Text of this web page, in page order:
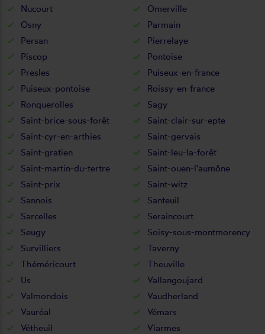
Nucourt
Omerville
Osny
Parmain
Persan
Pierrelaye
Piscop
Pontoise
Presles
Puiseux-en-france
Puiseux-pontoise
Roissy-en-france
Ronquerolles
Sagy
Saint-brice-sous-forêt
Saint-clair-sur-epte
Saint-cyr-en-arthies
Saint-gervais
Saint-gratien
Saint-leu-la-forêt
Saint-martin-du-tertre
Saint-ouen-l'aumône
Saint-prix
Saint-witz
Sannois
Santeuil
Sarcelles
Seraincourt
Seugy
Soisy-sous-montmorency
Survilliers
Taverny
Théméricourt
Theuville
Us
Vallangoujard
Valmondois
Vaudherland
Vauréal
Vémars
Vétheuil
Viarmes